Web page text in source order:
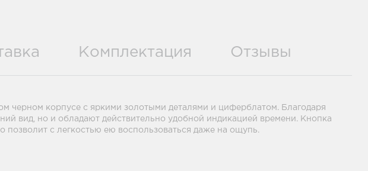
Комплектация Отзывы
черном корпусе с яркими золотыми деталями и циферблатом. Благодаря
вид, но и обладают действительно удобной индикацией времени. Кнопка
с легкостью ею воспользоваться даже на ощупь.